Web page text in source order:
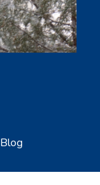
Blog